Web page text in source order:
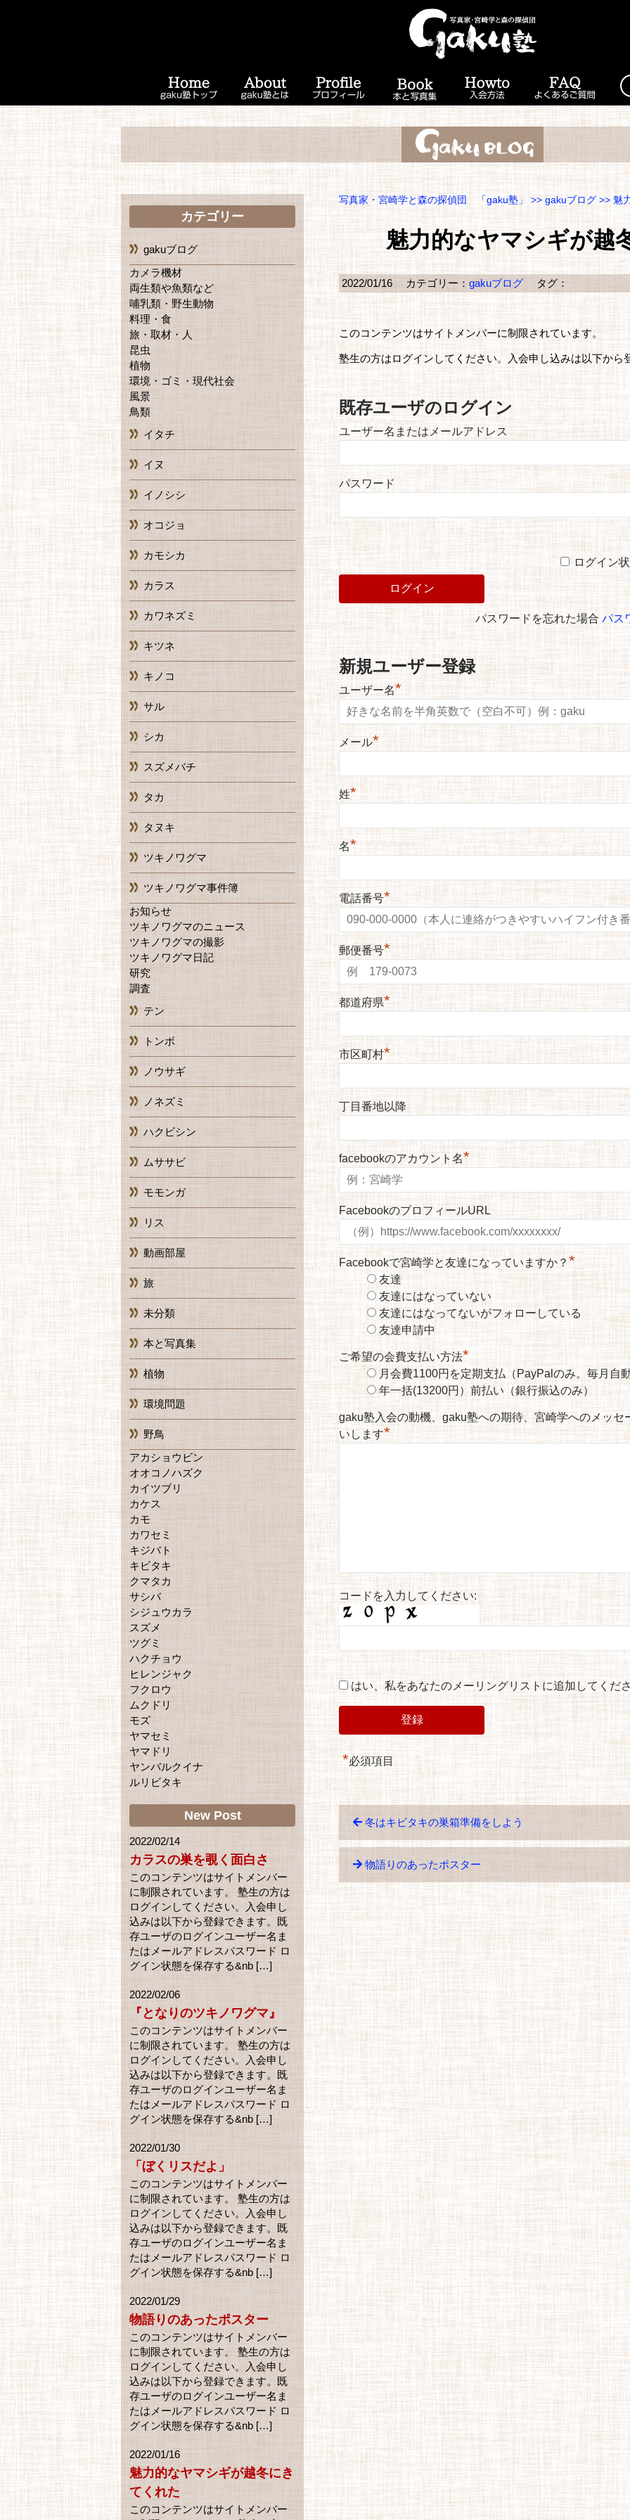
写真家・宮崎学と森の探偵団 「gaku塾」 >> gakuブログ >> 魅
魅力的なヤマシギが越
2022/01/16 カテゴリー： gakuブログ タグ：
このコンテンツはサイトメンバーに制限されています。
塾生の方はログインしてください。入会申し込みは以下から
既存ユーザのログイン
ユーザー名またはメールアドレス
パスワード
ログイン
パスワードを忘れた場合 パス
新規ユーザー登録
ユーザー名*
メール*
姓*
名*
電話番号*
郵便番号*
都道府県*
市区町村*
丁目番地以降
facebookのアカウント名*
FacebookのプロフィールURL
Facebookで宮崎学と友達になっていますか？ *
友達
友達にはなっていない
友達にはなってないがフォローしている
友達申請中
ご希望の会費支払い方法*
月会費1100円を定期支払（PayPalのみ。毎月自
年一括(13200円）前払い（銀行振込のみ）
gaku塾入会の動機、gaku塾への期待、宮崎学へのメッセ
いします*
コードを入力してください:
はい、私をあなたのメーリングリストに追加してくだ
*必須項目
冬はキビタキの巣箱準備をしよう
物語りのあったポスター
カテゴリー
gakuブログ
カメラ機材
両生類や魚類など
哺乳類・野生動物
料理・食
旅・取材・人
昆虫
植物
環境・ゴミ・現代社会
風景
鳥類
イタチ
イヌ
イノシシ
オコジョ
カモシカ
カラス
カワネズミ
キツネ
キノコ
サル
シカ
スズメバチ
タカ
タヌキ
ツキノワグマ
ツキノワグマ事件簿
お知らせ
ツキノワグマのニュース
ツキノワグマの撮影
ツキノワグマ日記
研究
調査
テン
トンボ
ノウサギ
ノネズミ
ハクビシン
ムササビ
モモンガ
リス
動画部屋
旅
未分類
本と写真集
植物
環境問題
野鳥
アカショウビン
オオコノハズク
カイツブリ
カケス
カモ
カワセミ
キジバト
キビタキ
クマタカ
サシバ
シジュウカラ
スズメ
ツグミ
ハクチョウ
ヒレンジャク
フクロウ
ムクドリ
モズ
ヤマセミ
ヤマドリ
ヤンバルクイナ
ルリビタキ
New Post
2022/02/14
カラスの巣を覗く面白さ
このコンテンツはサイトメンバー
に制限されています。 塾生の方は
ログインしてください。入会申し
込みは以下から登録できます。既
存ユーザのログインユーザー名ま
たはメールアドレスパスワード ロ
グイン状態を保存する&nb […]
2022/02/06
『となりのツキノワグマ』
このコンテンツはサイトメンバー
に制限されています。 塾生の方は
ログインしてください。入会申し
込みは以下から登録できます。既
存ユーザのログインユーザー名ま
たはメールアドレスパスワード ロ
グイン状態を保存する&nb […]
2022/01/30
「ぼくリスだよ」
このコンテンツはサイトメンバー
に制限されています。 塾生の方は
ログインしてください。入会申し
込みは以下から登録できます。既
存ユーザのログインユーザー名ま
たはメールアドレスパスワード ロ
グイン状態を保存する&nb […]
2022/01/29
物語りのあったポスター
このコンテンツはサイトメンバー
に制限されています。 塾生の方は
ログインしてください。入会申し
込みは以下から登録できます。既
存ユーザのログインユーザー名ま
たはメールアドレスパスワード ロ
グイン状態を保存する&nb […]
2022/01/16
魅力的なヤマシギが越冬にき
てくれた
このコンテンツはサイトメンバー